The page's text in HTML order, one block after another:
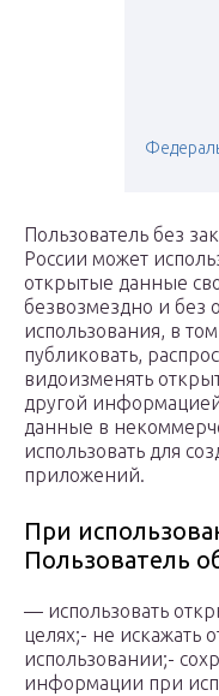
Пользователь без
России может
открытые данные
безвозмездно и без
использования, в
публиковать,
видоизменять
другой
данные в
использовать для
приложений.
При
Пользователь
— использовать
целях;- не искажать
использовании;-
информации при